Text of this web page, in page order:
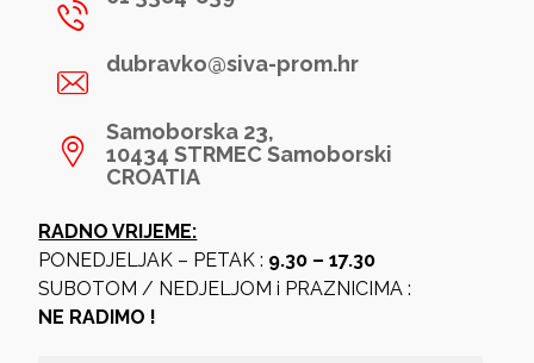
dubravko@siva-prom.hr
Samoborska 23,
10434 STRMEC Samoborski
CROATIA
RADNO VRIJEME:
PONEDJELJAK – PETAK : 9.30 – 17.30
SUBOTOM / NEDJELJOM i PRAZNICIMA :
NE RADIMO !